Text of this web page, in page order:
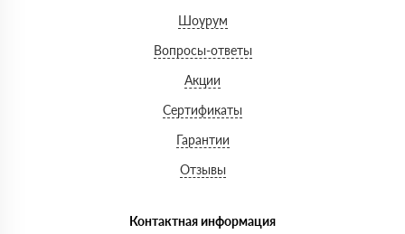
Шоурум
Вопросы-ответы
Акции
Сертификаты
Гарантии
Отзывы
Контактная информация